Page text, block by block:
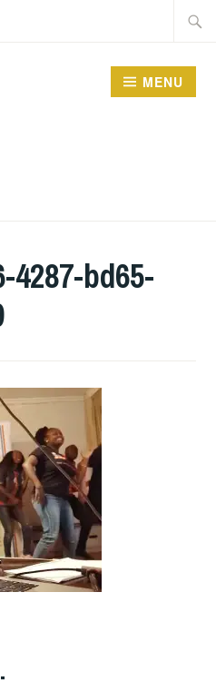
MENU
4287-bd65-